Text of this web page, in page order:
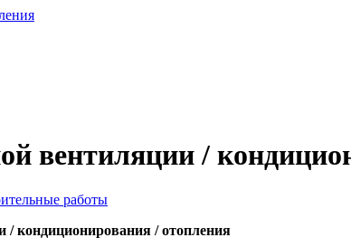
вентиляции /
работы
кондиционирования / отопления